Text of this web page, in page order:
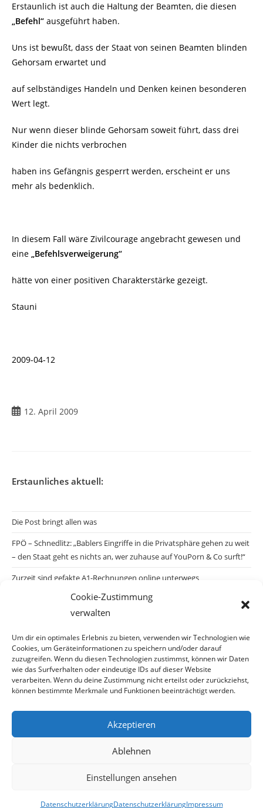
Cookie-Zustimmung
verwalten
Um dir ein optimales Erlebnis zu bieten, verwenden wir Technologien wie
Cookies, um Geräteinformationen zu speichern und/oder darauf
zuzugreifen. Wenn du diesen Technologien zustimmst, können wir Daten
wie das Surfverhalten oder eindeutige IDs auf dieser Website
verarbeiten. Wenn du deine Zustimmung nicht erteilst oder zurückziehst,
können bestimmte Merkmale und Funktionen beeinträchtigt werden.
Akzeptieren
Ablehnen
Einstellungen ansehen
DatenschutzerklärungDatenschutzerklärungImpressum
Erstaunlich ist auch die Haltung der Beamten, die diesen
„Befehl“ ausgeführt haben.
Uns ist bewußt, dass der Staat von seinen Beamten blinden
Gehorsam erwartet und
auf selbständiges Handeln und Denken keinen besonderen
Wert legt.
Nur wenn dieser blinde Gehorsam soweit führt, dass drei
Kinder die nichts verbrochen
haben ins Gefängnis gesperrt werden, erscheint er uns
mehr als bedenklich.
In diesem Fall wäre Zivilcourage angebracht gewesen und
eine „Befehlsverweigerung“
hätte von einer positiven Charakterstärke gezeigt.
Stauni
2009-04-12
Beitrag12. April 2009
Erstaunliches aktuell:
Die Post bringt allen was
FPÖ – Schnedlitz: „Bablers Eingriffe in die Privatsphäre gehen zu weit
– den Staat geht es nichts an, wer zuhause auf YouPorn & Co surft!“
Zurzeit sind gefakte A1-Rechnungen online unterwegs
Salzburgs Juden und ihre Sicherheit: „Erst nach einem Anschlag wäre
die Gefahr endlich konkret!“
Biologisches Wunder in Ceuta
Ein vermeintliches Abschiebemärchen
Archiv
© Copyright 2026 · Auch Ihre Information ist uns wichtig! Haben Sie eine